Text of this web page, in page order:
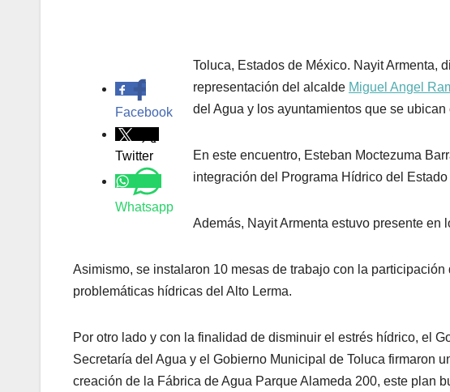
Facebook
Twitter
Whatsapp
Toluca, Estados de México. Nayit Armenta,
representación del alcalde Miguel Angel
del Agua y los ayuntamientos que se
En este encuentro, Esteban Moctezuma
integración del Programa Hídrico del
Además, Nayit Armenta estuvo presente en
Asimismo, se instalaron 10 mesas de trabajo con la
problemáticas hídricas del Alto Lerma.
Por otro lado y con la finalidad de disminuir el estrés hídrico, el
Secretaría del Agua y el Gobierno Municipal de Toluca firmaron
creación de la Fábrica de Agua Parque Alameda 200, este plan